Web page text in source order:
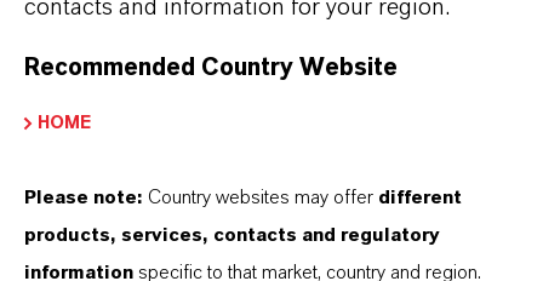
contacts and information for your region.
Recommended Country Website
HOME
Please note: Country websites may offer different
products, services, contacts and regulatory
information specific to that market, country and region.